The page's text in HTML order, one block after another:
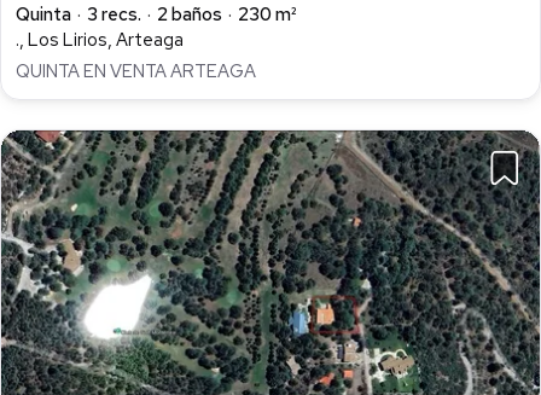
Quinta
3 recs. 2 baños
230 m²
., Los Lirios, Arteaga
QUINTA EN VENTA ARTEAGA